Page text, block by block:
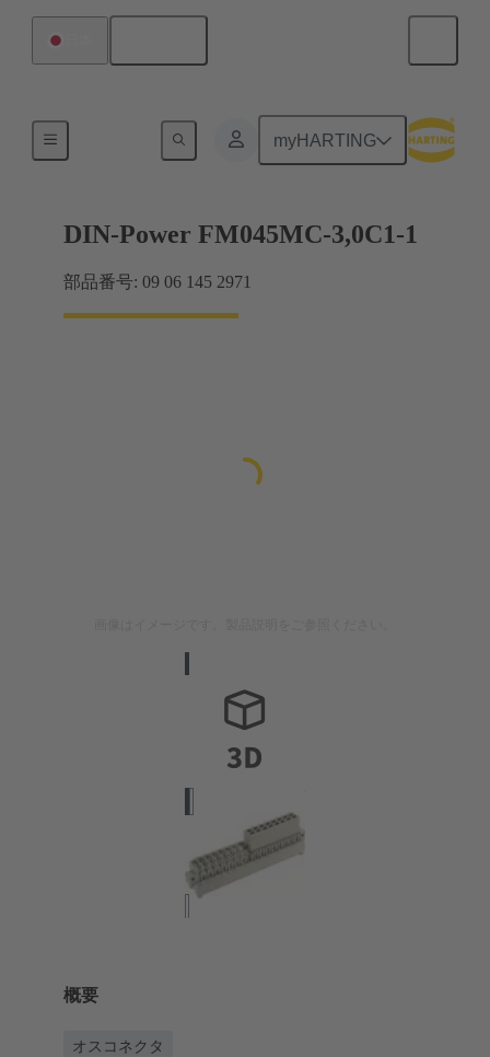
myHARTING
マザーボード ツー ドーターカード接続
DIN-Power FM045MC-3,0C1-1
部品番号: 09 06 145 2971
概要
オスコネクタ